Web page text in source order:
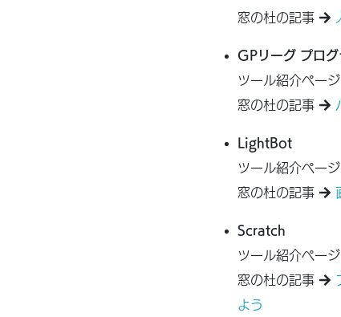
窓の杜の記事
GPリーグ プロ
ツール紹介ページ
窓の杜の記事
LightBot
ツール紹介ページ
窓の杜の記事
Scratch
ツール紹介ページ
窓の杜の記事
よう